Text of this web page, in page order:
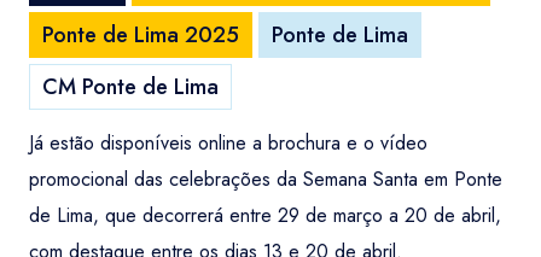
Ponte de Lima 2025
Ponte de Lima
CM Ponte de Lima
Já estão disponíveis online a brochura e o vídeo
promocional das celebrações da Semana Santa em Ponte
de Lima, que decorrerá entre 29 de março a 20 de abril,